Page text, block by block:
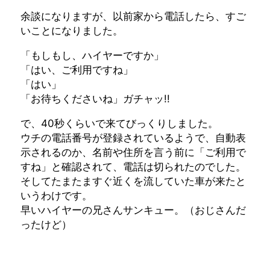
余談になりますが、以前家から電話したら、すご
いことになりました。
「もしもし、ハイヤーですか」
「はい、ご利用ですね」
「はい」
「お待ちくださいね」ガチャッ!!
で、40秒くらいで来てびっくりしました。
ウチの電話番号が登録されているようで、自動表
示されるのか、名前や住所を言う前に「ご利用で
すね」と確認されて、電話は切られたのでした。
そしてたまたますぐ近くを流していた車が来たと
いうわけです。
早いハイヤーの兄さんサンキュー。（おじさんだ
ったけど）